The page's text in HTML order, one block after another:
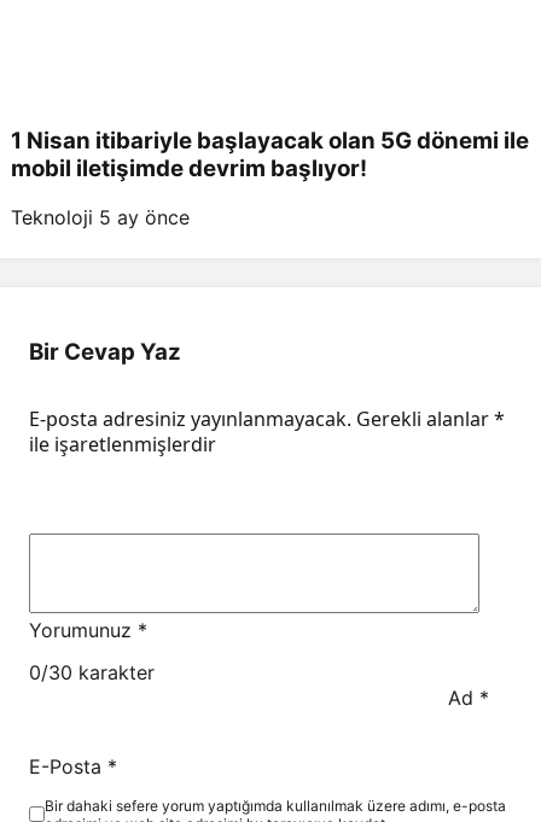
1 Nisan itibariyle başlayacak olan 5G dönemi ile
mobil iletişimde devrim başlıyor!
Teknoloji 5 ay önce
Bir Cevap Yaz
E-posta adresiniz yayınlanmayacak. Gerekli alanlar*
ile işaretlenmişlerdir
Yorumunuz *
0/30 karakter
Ad *
E-Posta *
Bir dahaki sefere yorum yaptığımda kullanılmak üzere adımı, e-posta